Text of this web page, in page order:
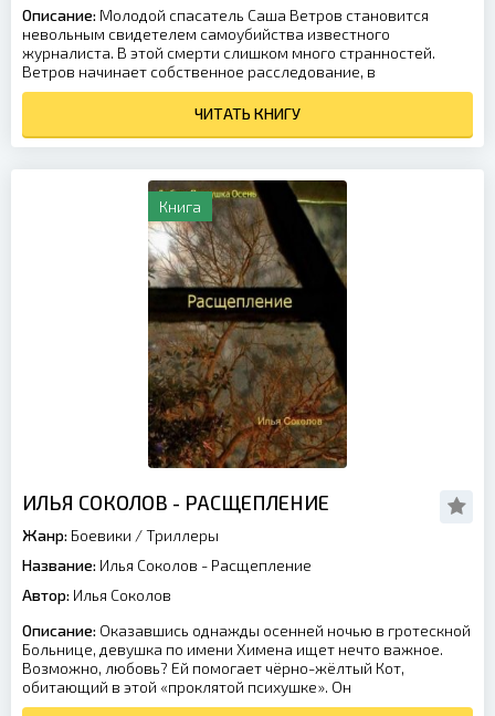
Описание: Молодой спасатель Саша Ветров становится
невольным свидетелем самоубийства известного
журналиста. В этой смерти слишком много странностей.
Ветров начинает собственное расследование, в
ЧИТАТЬ КНИГУ
Книга
ИЛЬЯ СОКОЛОВ - РАСЩЕПЛЕНИЕ
Жанр: Боевики /Триллеры
Название: Илья Соколов - Расщепление
Автор: Илья Соколов
Описание: Оказавшись однажды осенней ночью в гротескной
Больнице, девушка по имени Химена ищет нечто важное.
Возможно, любовь? Ей помогает чёрно-жёлтый Кот,
обитающий в этой «проклятой психушке». Он